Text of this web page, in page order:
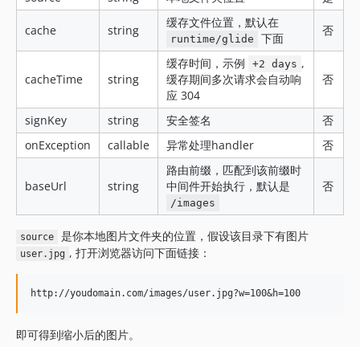
cache string
缓存文件位置，默认在
runtime/glide 下面
否
cacheTime string
缓存时间，示例 +2 days ,
缓存期间多次请求会自动响
应 304
否
signKey string 安全签名
否
onException
callable 异常处理handler 否
baseUrl string
路由前缀，匹配到该前缀时
中间件开始执行，默认是
/images
否
source 是你本地图片文件夹的位置，假设该目录下有图片
user.jpg , 打开浏览器访问下面链接：
即可得到缩小后的图片。